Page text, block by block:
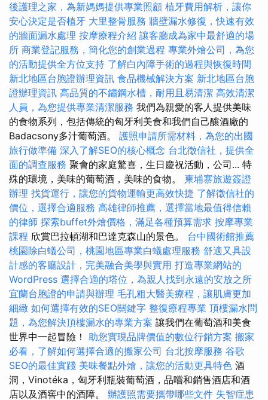
後護理之家，為新媽媽提供專業照顧 植牙費用解析，讓你
安心決定是否植牙 大里整骨服務 牆壁漏水修復，快速有效
的牆面漏水處理 按摩療程介紹 讓客廳成為家中最舒適的場
所 商業登記服務，簡化您的創業過程 專業外燴公司，為您
的活動提供全方位支持 了解白內障手術的過程與恢復時間
新北地區台胞證辦理資訊 食品機械解決方案 新北地區台胞
證辦理資訊 高品質的不鏽鋼水槽，耐用且易清潔 高效清潔
人員，為您提供專業清潔服務 我們為親愛的客人提供美味
的食物系列，包括傳統的匈牙利美食和我們自己釀酒廠的
Badacsony多汁葡萄酒。 護照申請所需材料，為您的出國
旅行做準備 深入了解SEO的核心概念 台北徵信社，提供全
面的調查服務 聚會的家庭驚喜，生日慶祝活動，公司... 特
殊的環境，美味的葡萄酒，美味的食物。 柬埔寨旅遊簽證
辦理 找貨運行，讓您的貨物運輸更高效快捷 了解徵信社的
價位，選擇合適服務 高雄律師推薦，選擇當地最值得信賴
的律師 探索buffet外燴價格，滿足各種預算需求 按摩專業
課程 欣賞巴拉頓湖和巴達克森山的景色。 台中國術館推薦
桃園除白蟻公司，桃園地區專業白蟻處理服務 舒適又具設
計感的客廳設計，完美融合美學與實用 打造專業網站的
WordPress 選擇合適的塔位，為親人找到永遠的安放之所
宜蘭台胞證的申請與辦理 毛孔粗大醫美療程，讓肌膚更加
細緻 如何選擇有效的SEO關鍵字 整復療程專業 頂樓漏水問
題，為您解決頂樓漏水的專業方案 讓我們在葡萄酒和美食
世界中一起冒險！ 助您實現品牌價值的數位行銷方案 搬家
必看，了解如何選擇合適的搬家公司 台北按摩服務 谷歌
SEO的最佳實踐 美味餐點外燴，讓您的活動更具特色 酒
洞，Vinotéka，匈牙利瓶裝葡萄酒，品嚐和銷售酒店和酒
店以及酒窖中的酒障。 辦護照需要攜帶哪些文件 失智症患